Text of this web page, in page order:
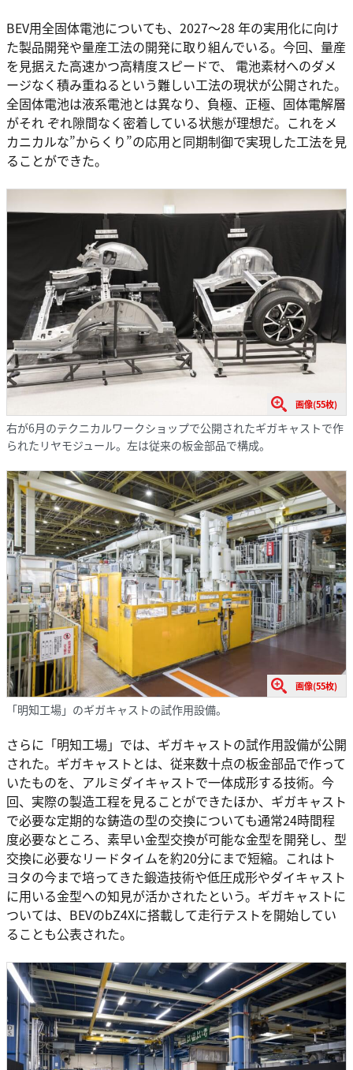
BEV用全固体電池についても、2027〜28 年の実用化に向け
た製品開発や量産工法の開発に取り組んでいる。今回、量産
を見据えた高速かつ高精度スピードで、 電池素材へのダメ
ージなく積み重ねるという難しい工法の現状が公開された。
全固体電池は液系電池とは異なり、負極、正極、固体電解層
がそれ ぞれ隙間なく密着している状態が理想だ。これをメ
カニカルな”からくり”の応用と同期制御で実現した工法を見
ることができた。
画像(55枚)
右が6月のテクニカルワークショップで公開されたギガキャストで作
られたリヤモジュール。左は従来の板金部品で構成。
画像(55枚)
「明知工場」のギガキャストの試作用設備。
さらに「明知工場」では、ギガキャストの試作用設備が公開
された。ギガキャストとは、従来数十点の板金部品で作って
いたものを、アルミダイキャストで一体成形する技術。今
回、実際の製造工程を見ることができたほか、ギガキャスト
で必要な定期的な鋳造の型の交換についても通常24時間程
度必要なところ、素早い金型交換が可能な金型を開発し、型
交換に必要なリードタイムを約20分にまで短縮。これはト
ヨタの今まで培ってきた鍛造技術や低圧成形やダイキャスト
に用いる金型への知見が活かされたという。ギガキャストに
ついては、BEVのbZ4Xに搭載して走行テストを開始してい
ることも公表された。